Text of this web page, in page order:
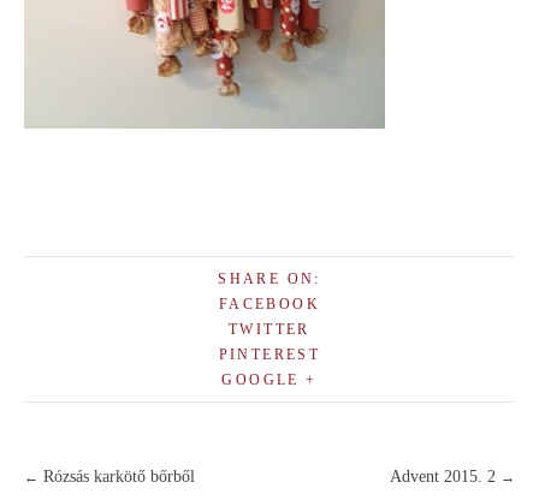
SHARE ON:
FACEBOOK
TWITTER
PINTEREST
GOOGLE +
← Rózsás karkötő bőrből Advent 2015. 2 →